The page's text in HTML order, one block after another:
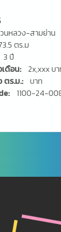
นหลวง-สามย่าน
ตร.ม
3 ปี
ดือน:
2x,xxx บ
ตร.ม.: บาท
1100-24-